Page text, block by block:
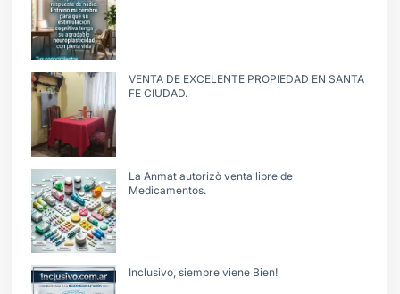
VENTA DE EXCELENTE PROPIEDAD EN SANTA
FE CIUDAD.
La Anmat autorizò venta libre de
Medicamentos.
Inclusivo, siempre viene Bien!